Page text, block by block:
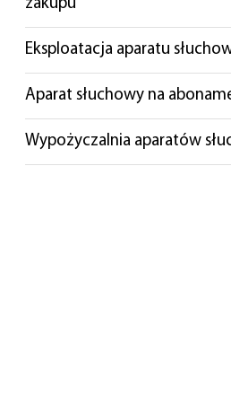
zakupu
Eksploatacja aparatu
Aparat słuchowy na
Wypożyczalnia aparatów